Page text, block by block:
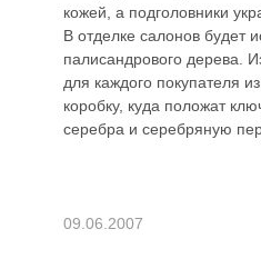
кожей, а подголовники
В отделке салонов будет
палисандрового дерева.
для каждого покупателя
коробку, куда положат
серебра и серебряную
09.06.2007